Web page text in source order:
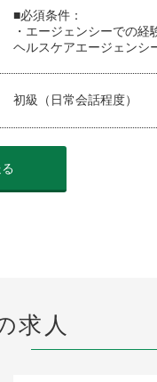
■必須条件：
・エージェンシーでの経
ヘルスケアエージェンシ
初級（日常会話程度）
求人